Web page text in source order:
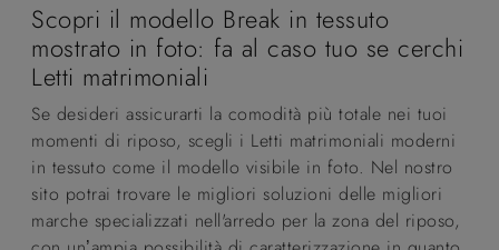
Scopri il modello Break in tessuto
mostrato in foto: fa al caso tuo se cerchi
Letti matrimoniali
Se desideri assicurarti la comodità più totale nei tuoi
momenti di riposo, scegli i Letti matrimoniali moderni
in tessuto come il modello visibile in foto. Nel nostro
sito potrai trovare le migliori soluzioni delle migliori
marche specializzati nell'arredo per la zona del riposo,